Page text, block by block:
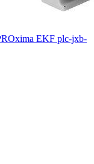
EKF plc-jxb-